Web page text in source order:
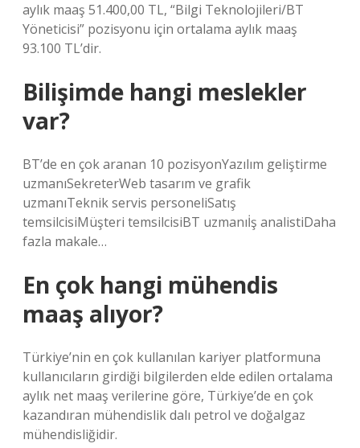
aylık maaş 51.400,00 TL, “Bilgi Teknolojileri/BT
Yöneticisi” pozisyonu için ortalama aylık maaş
93.100 TL’dir.
Bilişimde hangi meslekler
var?
BT’de en çok aranan 10 pozisyonYazılım geliştirme
uzmanıSekreterWeb tasarım ve grafik
uzmanıTeknik servis personeliSatış
temsilcisiMüşteri temsilcisiBT uzmanıİş analistiDaha
fazla makale…
En çok hangi mühendis
maaş alıyor?
Türkiye’nin en çok kullanılan kariyer platformuna
kullanıcıların girdiği bilgilerden elde edilen ortalama
aylık net maaş verilerine göre, Türkiye’de en çok
kazandıran mühendislik dalı petrol ve doğalgaz
mühendisliğidir.